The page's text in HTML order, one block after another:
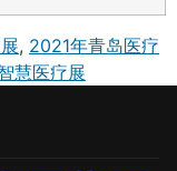
, 2021年青岛医疗
慧医疗展